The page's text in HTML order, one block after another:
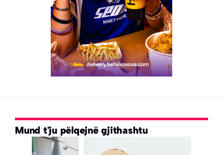
Mund t'ju pëlqejnë gjithashtu